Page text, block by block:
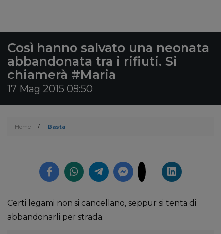
Così hanno salvato una neonata
abbandonata tra i rifiuti. Si
chiamerà #Maria
17 Mag 2015 08:50
Home / Basta
Certi legami non si cancellano, seppur si tenta di
abbandonarli per strada.